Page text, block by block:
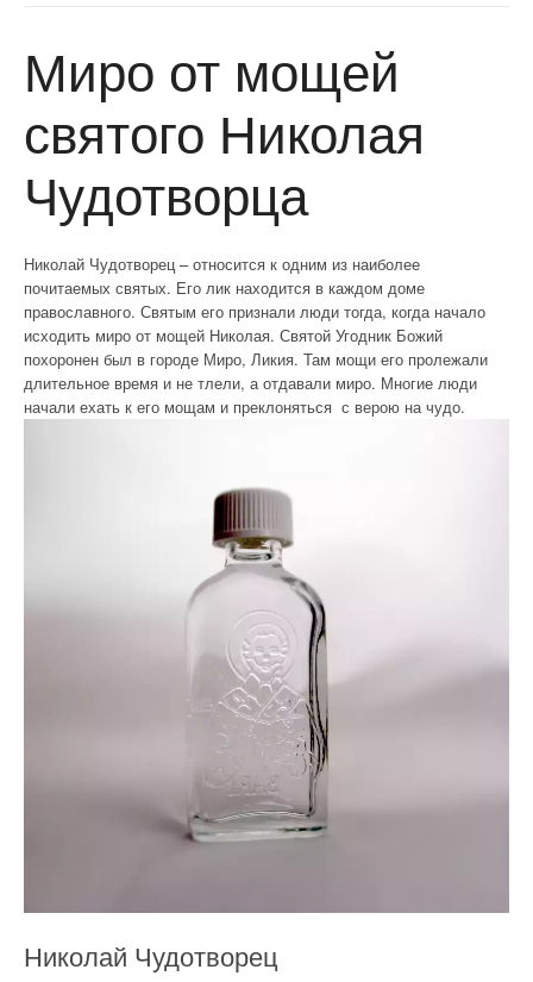
Миро от мощей
святого Николая
Чудотворца
Николай Чудотворец – относится к одним из наиболее
почитаемых святых. Его лик находится в каждом доме
православного. Святым его признали люди тогда, когда начало
исходить миро от мощей Николая. Святой Угодник Божий
похоронен был в городе Миро, Ликия. Там мощи его пролежали
длительное время и не тлели, а отдавали миро. Многие люди
начали ехать к его мощам и преклоняться с верою на чудо.
Николай Чудотворец